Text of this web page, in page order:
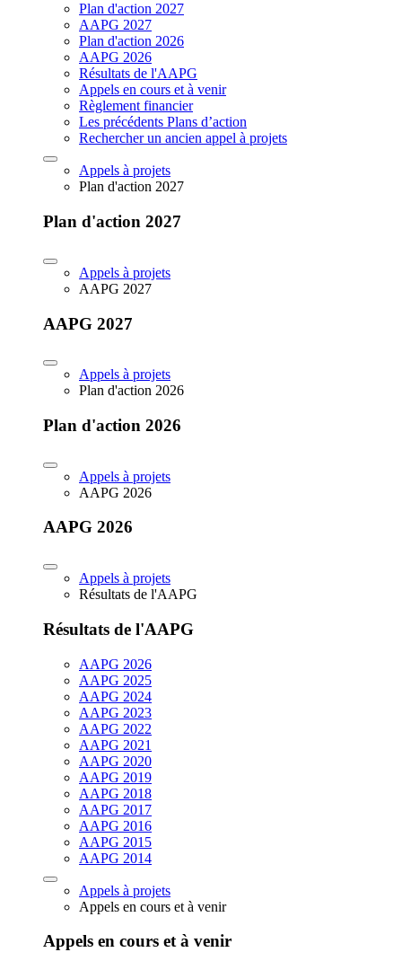
Plan d'action 2027
AAPG 2027
Plan d'action 2026
AAPG 2026
Résultats de l'AAPG
Appels en cours et à venir
Règlement financier
Les précédents Plans d’action
Rechercher un ancien appel à projets
Appels à projets
Plan d'action 2027
Plan d'action 2027
Appels à projets
AAPG 2027
AAPG 2027
Appels à projets
Plan d'action 2026
Plan d'action 2026
Appels à projets
AAPG 2026
AAPG 2026
Appels à projets
Résultats de l'AAPG
Résultats de l'AAPG
AAPG 2026
AAPG 2025
AAPG 2024
AAPG 2023
AAPG 2022
AAPG 2021
AAPG 2020
AAPG 2019
AAPG 2018
AAPG 2017
AAPG 2016
AAPG 2015
AAPG 2014
Appels à projets
Appels en cours et à venir
Appels en cours et à venir